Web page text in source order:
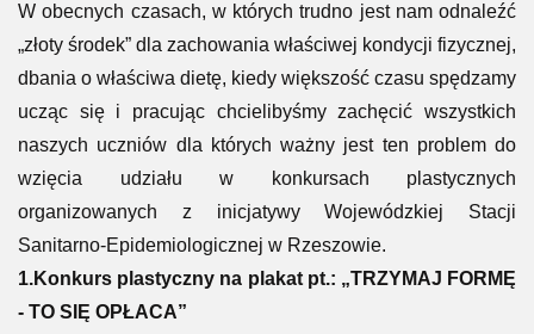
W obecnych czasach, w których trudno jest nam odnaleźć
„złoty środek” dla zachowania właściwej kondycji fizycznej,
dbania o właściwa dietę, kiedy większość czasu spędzamy
ucząc się i pracując chcielibyśmy zachęcić wszystkich
naszych uczniów dla których ważny jest ten problem do
wzięcia udziału w konkursach plastycznych
organizowanych z inicjatywy Wojewódzkiej Stacji
Sanitarno-Epidemiologicznej w Rzeszowie.
1.Konkurs plastyczny na plakat pt.: „TRZYMAJ FORMĘ
- TO SIĘ OPŁACA”